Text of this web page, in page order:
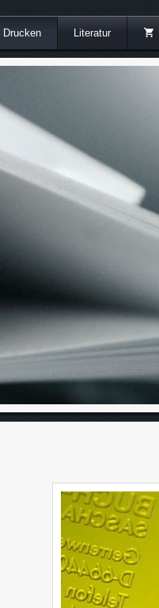
Drucken Literatur